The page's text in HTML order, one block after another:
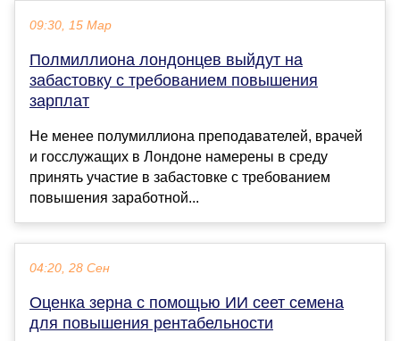
09:30, 15 Мар
Полмиллиона лондонцев выйдут на
забастовку с требованием повышения
зарплат
Не менее полумиллиона преподавателей, врачей
и госслужащих в Лондоне намерены в среду
принять участие в забастовке с требованием
повышения заработной...
04:20, 28 Сен
Оценка зерна с помощью ИИ сеет семена
для повышения рентабельности